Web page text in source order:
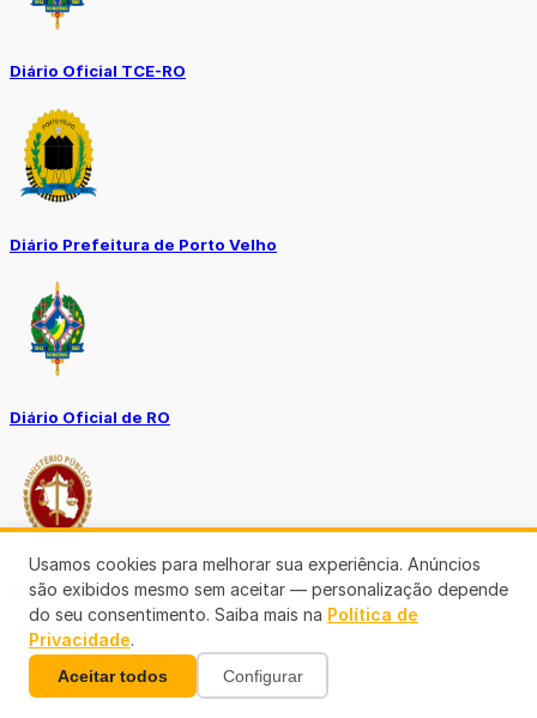
Diário Oficial TCE-RO
Diário Prefeitura de Porto Velho
Diário Oficial de RO
Transparência RO
Usamos cookies para melhorar sua experiência. Anúncios
são exibidos mesmo sem aceitar — personalização depende
do seu consentimento. Saiba mais na Política de
Privacidade.
Aceitar todos Configurar